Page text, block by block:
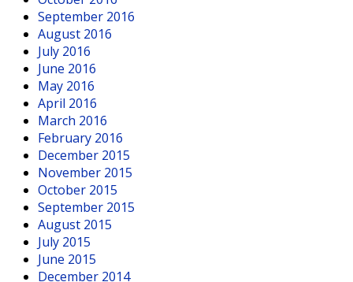
September 2016
August 2016
July 2016
June 2016
May 2016
April 2016
March 2016
February 2016
December 2015
November 2015
October 2015
September 2015
August 2015
July 2015
June 2015
December 2014